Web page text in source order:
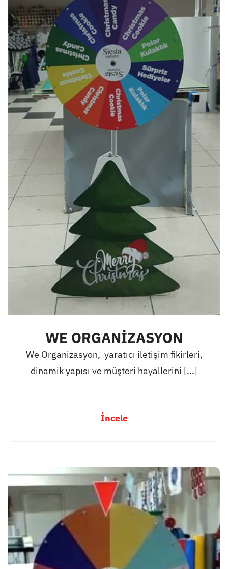
WE ORGANİZASYON
We Organizasyon, yaratıcı iletişim fikirleri,
dinamik yapısı ve müşteri hayallerini [...]
İncele